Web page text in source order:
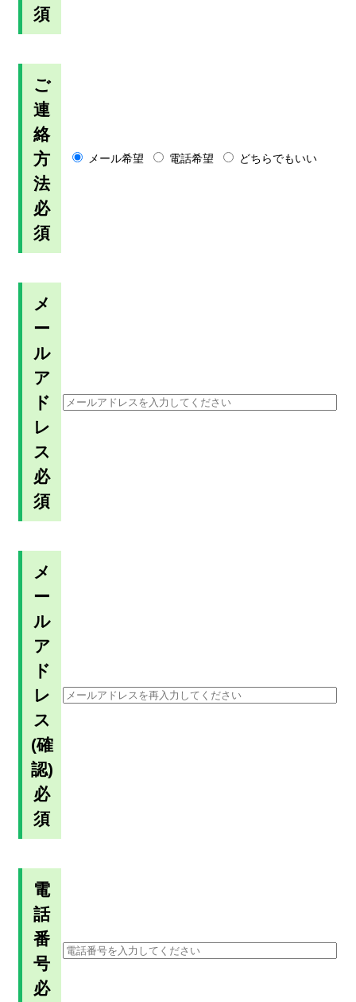
須
ご
連
絡
方
法
必
須
メール希望 電話希望 どちらでもいい
メ
ー
ル
ア
ド
レ
ス
必
須
メ
ー
ル
ア
ド
レ
ス
(確
認)
必
須
電
話
番
号
必